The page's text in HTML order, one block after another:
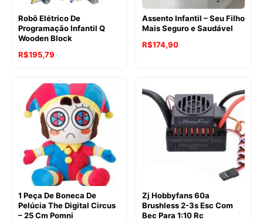
Robô Elétrico De
Programação Infantil Q
Wooden Block
R$195,79
Assento Infantil – Seu Filho
Mais Seguro e Saudável
R$174,90
1 Peça De Boneca De
Pelúcia The Digital Circus
– 25 Cm Pomni
Zj Hobbyfans 60a
Brushless 2-3s Esc Com
Bec Para 1:10 Rc